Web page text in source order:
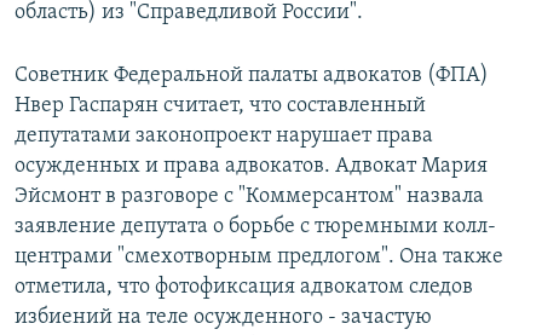
область) из "Справедливой России".
Советник Федеральной палаты адвокатов (ФПА)
Нвер Гаспарян считает, что составленный
депутатами законопроект нарушает права
осужденных и права адвокатов. Адвокат Мария
Эйсмонт в разговоре с "Коммерсантом" назвала
заявление депутата о борьбе с тюремными колл-
центрами "смехотворным предлогом". Она также
отметила, что фотофиксация адвокатом следов
избиений на теле осужденного - зачастую